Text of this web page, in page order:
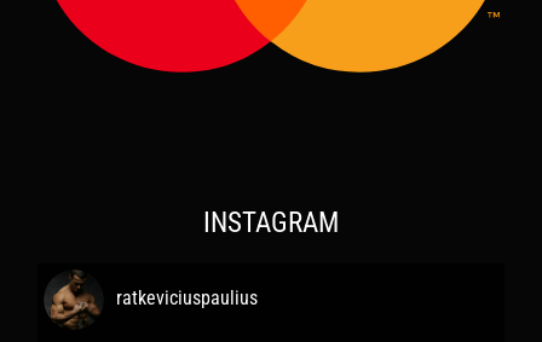
INSTAGRAM
ratkeviciuspaulius